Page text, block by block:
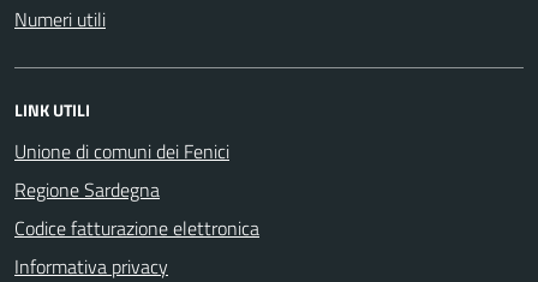
Numeri utili
LINK UTILI
Unione di comuni dei Fenici
Regione Sardegna
Codice fatturazione elettronica
Informativa privacy